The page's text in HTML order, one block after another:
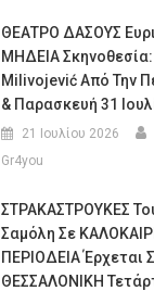
ΘΕΑΤΡΟ ΔΑΣΟΥΣ
ΜΗΔΕΙΑ
Milivojević Από Την
& Παρασκευή 31
21 Ιουλίου 2026
Gr4you
ΣΤΡΑΚΑΣΤΡΟΥΚΕΣ
Σαμόλη Σε
ΠΕΡΙΟΔΕΙΑ Έρχεται
ΘΕΣΣΑΛΟΝΙΚΗ